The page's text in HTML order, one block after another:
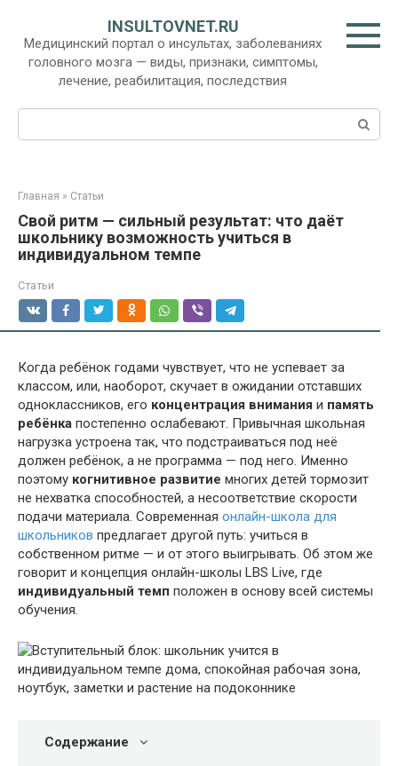
контенту
INSULTOVNET.RU
Медицинский портал о инсультах, заболеваниях
головного мозга — виды, признаки, симптомы,
лечение, реабилитация, последствия
Главная » Статьи
Свой ритм — сильный результат: что даёт
школьнику возможность учиться в
индивидуальном темпе
Статьи
Когда ребёнок годами чувствует, что не успевает за
классом, или, наоборот, скучает в ожидании отставших
одноклассников, его концентрация внимания и память
ребёнка постепенно ослабевают. Привычная школьная
нагрузка устроена так, что подстраиваться под неё
должен ребёнок, а не программа — под него. Именно
поэтому когнитивное развитие многих детей тормозит
не нехватка способностей, а несоответствие скорости
подачи материала. Современная онлайн-школа для
школьников предлагает другой путь: учиться в
собственном ритме — и от этого выигрывать. Об этом же
говорит и концепция онлайн-школы LBS Live, где
индивидуальный темп положен в основу всей системы
обучения.
Содержание